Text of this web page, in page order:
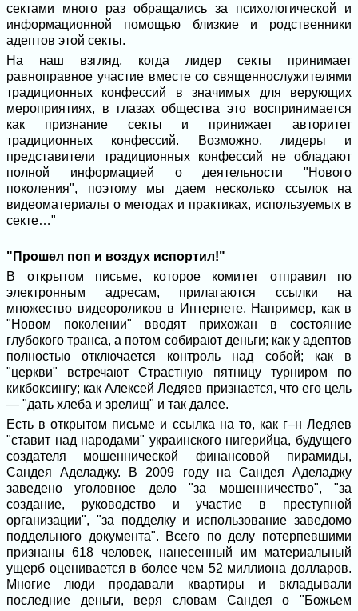
сектами много раз обращались за психологической и
информационной помощью близкие и родственники
адептов этой секты.
На наш взгляд, когда лидер секты принимает
равноправное участие вместе со священнослужителями
традиционных конфессий в значимых для верующих
мероприятиях, в глазах общества это воспринимается
как признание секты и принижает авторитет
традиционных конфессий. Возможно, лидеры и
представители традиционных конфессий не обладают
полной информацией о деятельности "Нового
поколения", поэтому мы даем несколько ссылок на
видеоматериалы о методах и практиках, используемых в
секте…"
"Прошел поп и воздух испортил!"
В открытом письме, которое комитет отправил по
электронным адресам, прилагаются ссылки на
множество видеороликов в Интернете. Например, как в
"Новом поколении" вводят прихожан в состояние
глубокого транса, а потом собирают деньги; как у адептов
полностью отключается контроль над собой; как в
"церкви" встречают Страстную пятницу турниром по
кикбоксингу; как Алексей Ледяев признается, что его цель
— "дать хлеба и зрелищ" и так далее.
Есть в открытом письме и ссылка на то, как г–н Ледяев
"ставит над народами" украинского нигерийца, будущего
создателя мошеннической финансовой пирамиды,
Сандея Аделаджу. В 2009 году на Сандея Аделаджу
заведено уголовное дело "за мошенничество", "за
создание, руководство и участие в преступной
организации", "за подделку и использование заведомо
поддельного документа". Всего по делу потерпевшими
признаны 618 человек, нанесенный им материальный
ущерб оценивается в более чем 52 миллиона долларов.
Многие люди продавали квартиры и вкладывали
последние деньги, веря словам Сандея о "Божьем